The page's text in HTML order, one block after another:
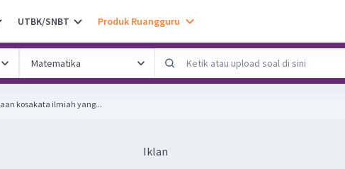
UTBK/SNBT Produk Ruangguru
kosakata ilmiah yang...
Iklan